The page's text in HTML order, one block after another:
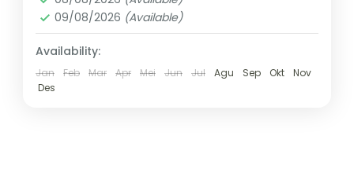
09/08/2026 (Available)
Availability:
Jan Feb Mar Apr Mei Jun Jul Agu Sep Okt
Nov
Des